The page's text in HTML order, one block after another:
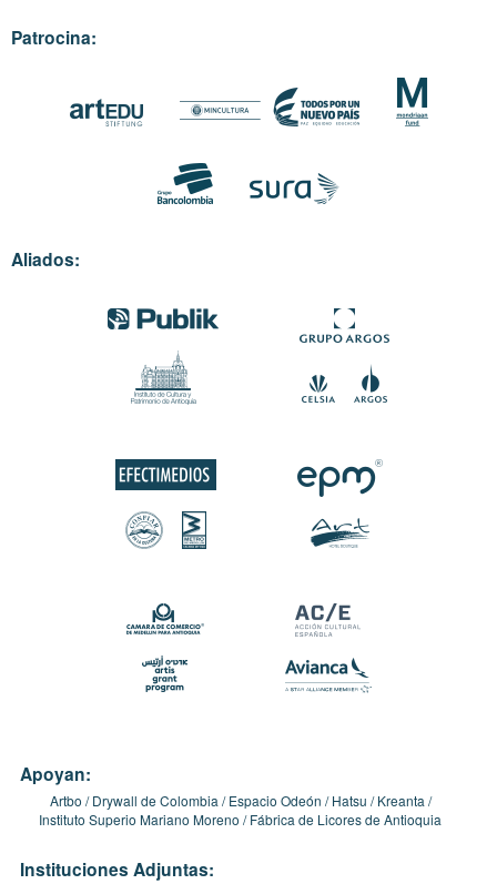
Patrocina:
Aliados:
Apoyan:
Artbo Drywall de Colombia Espacio Odeón Hatsu
Kreanta
Instituto Superio Mariano Moreno
Fábrica de Licores de Antioquia
Instituciones Adjuntas: